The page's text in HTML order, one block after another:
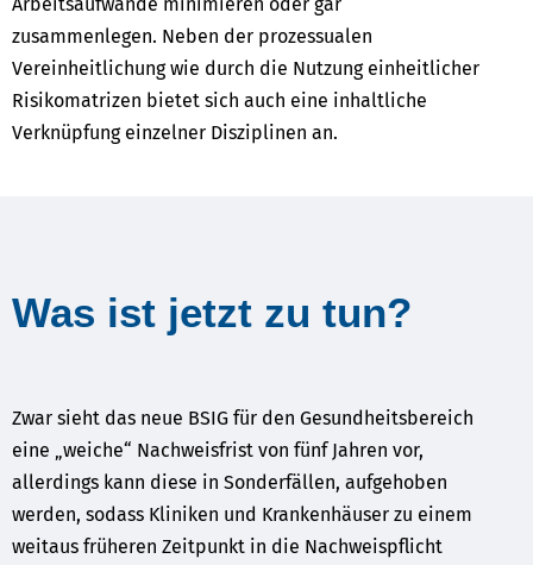
zusammenlegen. Neben der prozessualen
Vereinheitlichung wie durch die Nutzung einheitlicher
Risikomatrizen bietet sich auch eine inhaltliche
Verknüpfung einzelner Disziplinen an.
Was ist jetzt zu tun?
Zwar sieht das neue BSIG für den Gesundheitsbereich
eine „weiche“ Nachweisfrist von fünf Jahren vor,
allerdings kann diese in Sonderfällen, aufgehoben
werden, sodass Kliniken und Krankenhäuser zu einem
weitaus früheren Zeitpunkt in die Nachweispflicht